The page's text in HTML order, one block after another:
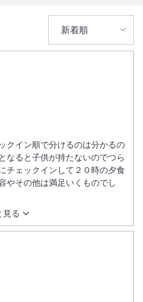
見る
クイン順で分けるのは分かるの
なると子供が持たないのでつら
チェックインして２０時の夕食
やその他は満足いくものでし